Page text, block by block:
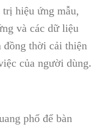
hiệu ứng mẫu,
và các dữ liệu
đồng thời cải thiện
của người dùng.
phổ để bàn